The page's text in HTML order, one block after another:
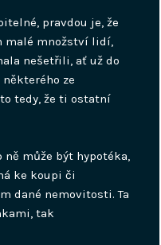
pravdou je, že
malé množství lidí,
nešetřili, ať už do
ze
tedy, že ti ostatní
může být hypotéka,
ke koupi či
dané nemovitosti. Ta
tak